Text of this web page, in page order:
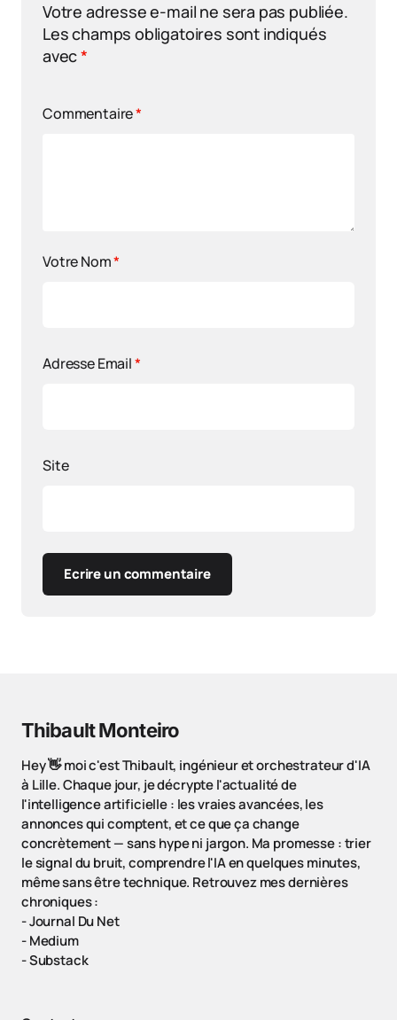
Votre adresse e-mail ne sera pas publiée.
Les champs obligatoires sont indiqués
avec*
Commentaire*
Votre Nom*
Adresse Email*
Site
Ecrire un commentaire
Thibault Monteiro
Hey 👋 moi c'est Thibault, ingénieur et orchestrateur d'IA
à Lille. Chaque jour, je décrypte l'actualité de
l'intelligence artificielle : les vraies avancées, les
annonces qui comptent, et ce que ça change
concrètement — sans hype ni jargon. Ma promesse : trier
le signal du bruit, comprendre l'IA en quelques minutes,
même sans être technique. Retrouvez mes dernières
chroniques :
-Journal Du Net
-Medium
-Substack